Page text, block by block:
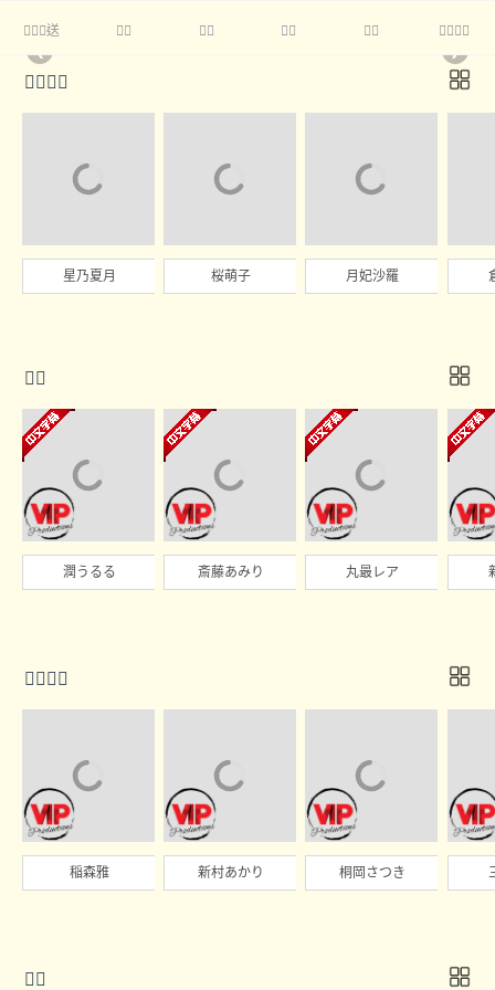
送    


星乃夏月 桜萌子 月妃沙羅

潤うるる 斎藤あみり 丸最レア

稲森雅 新村あかり 桐岡さつき
